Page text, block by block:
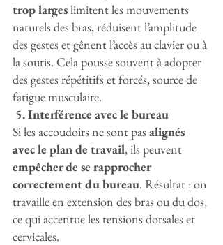
trop larges limitent les mouvements
naturels des bras, réduisent l’amplitude
des gestes et gênent l’accès au clavier ou à
la souris. Cela pousse souvent à adopter
des gestes répétitifs et forcés, source de
fatigue musculaire.
5. Interférence avec le bureau
Si les accoudoirs ne sont pas alignés
avec le plan de travail, ils peuvent
empêcher de se rapprocher
correctement du bureau. Résultat : on
travaille en extension des bras ou du dos,
ce qui accentue les tensions dorsales et
cervicales.